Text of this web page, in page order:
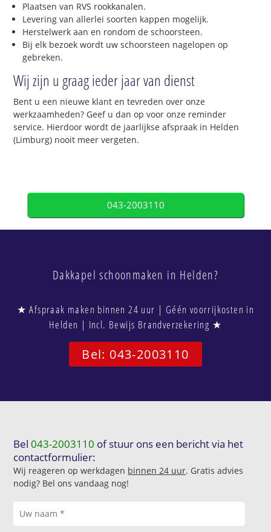
Plaatsen van RVS rookkanalen.
Levering van allerlei soorten kappen mogelijk.
Herstelwerk aan en rondom de schoorsteen.
Bij elk bezoek wordt uw schoorsteen nagelopen op
gebreken.
Wij zijn u graag ieder jaar van dienst
Bent u een nieuwe klant en tevreden over onze
werkzaamheden? Geef u dan op voor onze reminder
service. Hierdoor wordt de jaarlijkse afspraak in Helden
(Limburg) nooit meer vergeten.
043-2003110
Dakkapel schoonmaken in Helden?
★ Afspraak maken binnen 24 uur | Géén voorrijkosten in
Helden | Incl. Bewijs Brandverzekering ★
Bel: 043-2003110
Bel043-2003110 of stuur ons een bericht via het
contactformulier:
Wij reageren op werkdagen binnen 24 uur. Gratis advies
nodig? Bel ons vandaag nog!